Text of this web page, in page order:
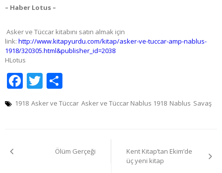
– Haber Lotus –
Asker ve Tüccar kitabını satın almak için
link: http://www.kitapyurdu.com/kitap/asker-ve-tuccar-amp-nablus-
1918/320305.html&publisher_id=2038
HLotus
Facebook
Twitter
1918 Asker ve Tüccar Asker ve Tüccar Nablus 1918 Nablus Savaş
gezinmesi
Ölüm Gerçeği
Kent Kitap’tan Ekim’de
üç yeni kitap